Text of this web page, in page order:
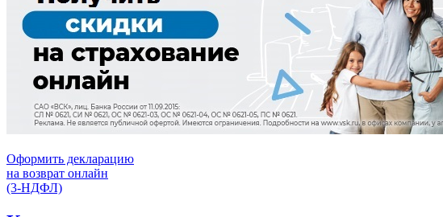
Оформить декларацию
на возврат онлайн
(3-НДФЛ)